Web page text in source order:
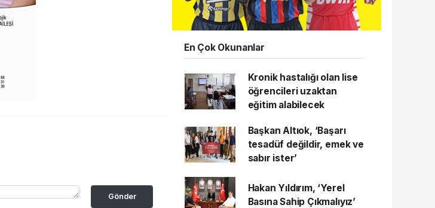
Gönder
En Çok Okunanlar
Kronik hastalığı olan lise
öğrencileri uzaktan
eğitim alabilecek
Başkan Altıok, ‘Başarı
tesadüf değildir, emek ve
sabır ister’
Hakan Yıldırım, ‘Yerel
Basına Sahip Çıkmalıyız’